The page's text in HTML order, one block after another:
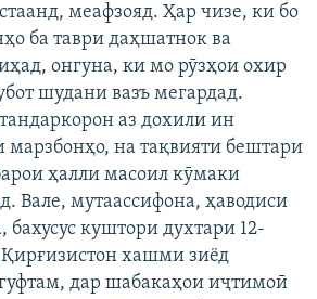
меафзояд. Ҳар чизе, ки бо
ба таври даҳшатнок ва
онгуна, ки мо рӯзҳои охир
шудани вазъ мегардад.
аз дохили ин
марзбонҳо, на тақвияти бештари
ҳалли масоил кӯмаки
Вале, мутаассифона, ҳаводиси
бахусус куштори духтари 12-
Қирғизистон хашми зиёд
дар шабакаҳои иҷтимоӣ